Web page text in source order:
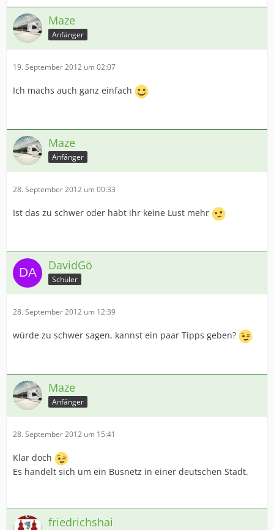
Maze
Anfänger
19. September 2012 um 02:07
Ich machs auch ganz einfach
Maze
Anfänger
28. September 2012 um 00:33
Ist das zu schwer oder habt ihr keine Lust mehr
DavidGö
Schüler
28. September 2012 um 12:39
würde zu schwer sagen, kannst ein paar Tipps geben?
Maze
Anfänger
28. September 2012 um 15:41
Klar doch
Es handelt sich um ein Busnetz in einer deutschen Stadt.
friedrichshai